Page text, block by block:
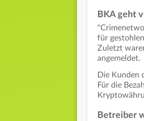
BKA geht
für
Zuletzt
angemeldet.
Die Kunden
Für die
Betreiber